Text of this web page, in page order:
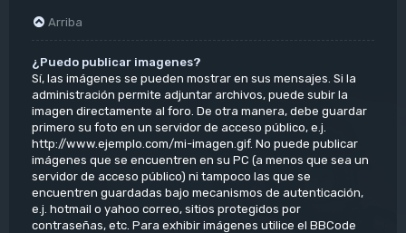
Arriba
¿Puedo publicar imagenes?
Sí, las imágenes se pueden mostrar en sus mensajes. Si la
administración permite adjuntar archivos, puede subir la
imagen directamente al foro. De otra manera, debe guardar
primero su foto en un servidor de acceso público, e.j.
http://www.ejemplo.com/mi-imagen.gif. No puede publicar
imágenes que se encuentren en su PC (a menos que sea un
servidor de acceso público) ni tampoco las que se
encuentren guardadas bajo mecanismos de autenticación,
e.j. hotmail o yahoo correo, sitios protegidos por
contraseñas, etc. Para exhibir imágenes utilice el BBCode